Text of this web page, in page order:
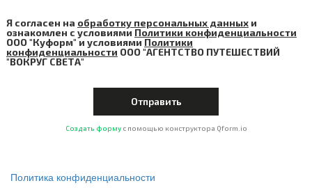
Я согласен на обработку персональных данныхи
ознакомлен с условиями Политики конфиденциальности
ООО "Куформ" и условиями Политики
конфиденциальности ООО "АГЕНТСТВО ПУТЕШЕСТВИЙ
"ВОКРУГ СВЕТА"
Создать форму с помощью конструктора Qform.io
Политика конфиденциальности